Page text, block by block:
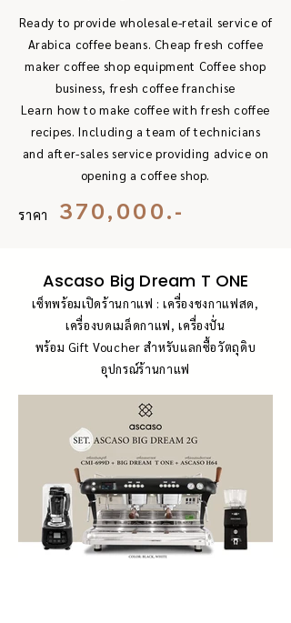
Ready to provide wholesale-retail service of
Arabica coffee beans. Cheap fresh coffee
maker coffee shop equipment Coffee shop
business, fresh coffee franchise
Learn how to make coffee with fresh coffee
recipes. Including a team of technicians
and after-sales service providing advice on
opening a coffee shop.
ราคา 370,000.-
Ascaso Big Dream T ONE
เซ็ทพร้อมเปิดร้านกาแฟ : เครื่องชงกาแฟสด,
เครื่องบดเมล็ดกาแฟ, เครื่องปั่น
พร้อม Gift Voucher สำหรับแลกซื้อวัตถุดิบ
อุปกรณ์ร้านกาแฟ